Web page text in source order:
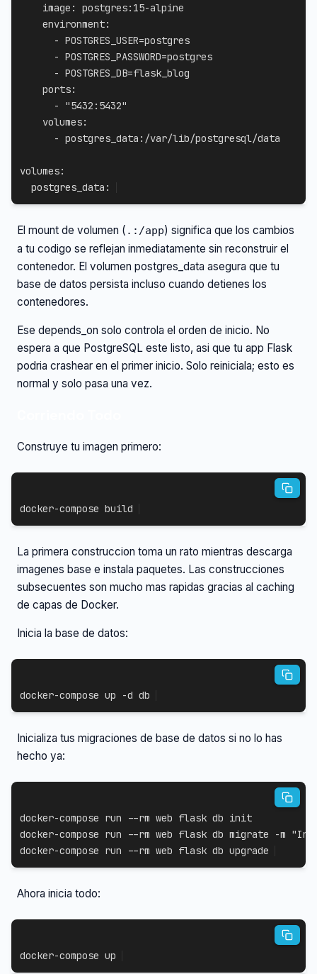
image : postgres: 15-alpine
environment:
- POSTGRES_USER=postgres
- POSTGRES_PASSWORD=postgres
- POSTGRES_DB=flask_blog
ports:
-
"5432:5432"
volumes:
- postgres_data : /var/lib/postgresql/data
volumes:
  postgres_data
:
El mount de volumen ( .:/app) significa que los cambios
a tu codigo se reflejan inmediatamente sin reconstruir el
contenedor. El volumen postgres_data asegura que tu
base de datos persista incluso cuando detienes los
contenedores.
Ese depends_on solo controla el orden de inicio. No
espera a que PostgreSQL este listo, asi que tu app Flask
podria crashear en el primer inicio. Solo reiniciala; esto es
normal y solo pasa una vez.
Construye tu imagen primero:
docker-compose build
La primera construccion toma un rato mientras descarga
imagenes base e instala paquetes. Las construcciones
subsecuentes son mucho mas rapidas gracias al caching
de capas de Docker.
Inicia la base de datos:
docker-compose up -d db
Inicializa tus migraciones de base de datos si no lo has
hecho ya:
docker-compose run --rm
docker-compose run --rm web flask db migrate -m
docker-compose run --rm web flask db upgrade
Ahora inicia todo:
docker-compose up